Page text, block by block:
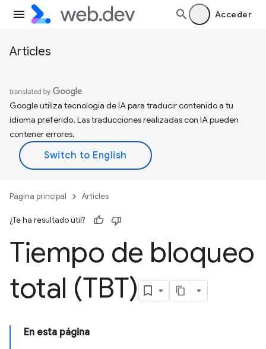
Acceder
Articles
Google utiliza tecnología de IA para traducir contenido a tu
idioma preferido. Las traducciones realizadas con IA pueden
contener errores.
Página principal Articles
¿Te ha resultado útil?
Tiempo de bloqueo
total (TBT)
En esta página